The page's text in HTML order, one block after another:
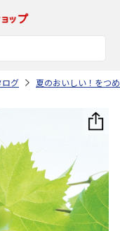
ログ 夏のおいしい！をつ